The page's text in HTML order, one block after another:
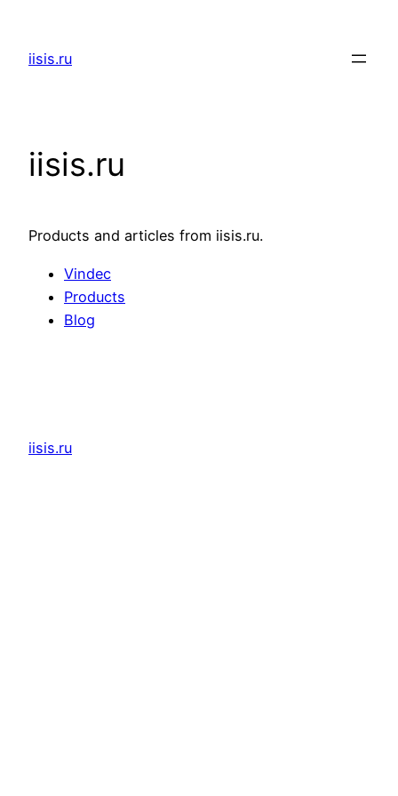
content
iisis.ru
iisis.ru
Products and articles from iisis.ru.
Vindec
Products
Blog
iisis.ru